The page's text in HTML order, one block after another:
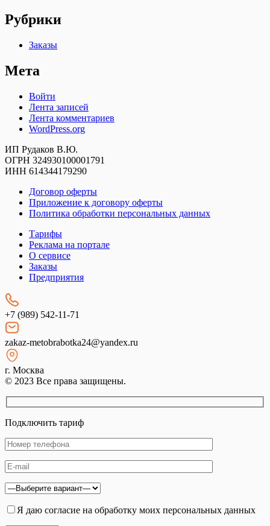
Рубрики
Заказы
Мета
Войти
Лента записей
Лента комментариев
WordPress.org
ИП Рудаков В.Ю.
ОГРН 324930100001791
ИНН 614344179290
Договор оферты
Приложение к договору оферты
Политика обработки персональных данных
Тарифы
Реклама на портале
О сервисе
Заказы
Предприятия
+7 (989) 542-11-71
zakaz-metobrabotka24@yandex.ru
г. Москва
© 2023 Все права защищены.
Подключить тариф
Я даю согласие на обработку моих персональных данных